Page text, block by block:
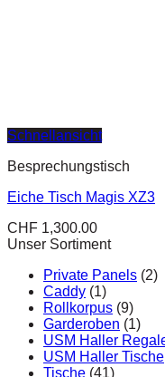
Schnellansicht
Besprechungstisch
Eiche Tisch Magis XZ3
CHF 1,300.00
Unser Sortiment
Private Panels (2)
Caddy (1)
Rollkorpus (9)
Garderoben (1)
USM Haller
USM Haller Tische
Tische (41)